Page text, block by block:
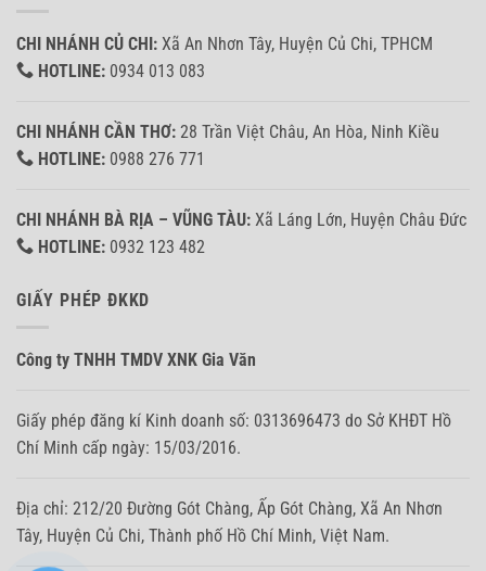
CHI NHÁNH CỦ CHI: Xã An Nhơn Tây, Huyện Củ Chi, TPHCM
HOTLINE: 0934 013 083
CHI NHÁNH CẦN THƠ: 28 Trần Việt Châu, An Hòa, Ninh Kiều
HOTLINE: 0988 276 771
CHI NHÁNH BÀ RỊA – VŨNG TÀU: Xã Láng Lớn, Huyện Châu Đức
HOTLINE: 0932 123 482
GIẤY PHÉP ĐKKD
Công ty TNHH TMDV XNK Gia Văn
Giấy phép đăng kí Kinh doanh số: 0313696473 do Sở KHĐT Hồ
Chí Minh cấp ngày: 15/03/2016.
Địa chỉ: 212/20 Đường Gót Chàng, Ấp Gót Chàng, Xã An Nhơn
Tây, Huyện Củ Chi, Thành phố Hồ Chí Minh, Việt Nam.